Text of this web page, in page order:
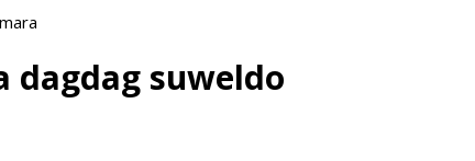
dagdag suweldo